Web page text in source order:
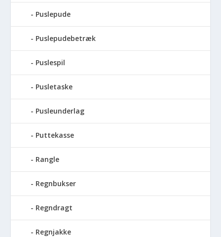
Puslepude
Puslepudebetræk
Puslespil
Pusletaske
Pusleunderlag
Puttekasse
Rangle
Regnbukser
Regndragt
Regnjakke